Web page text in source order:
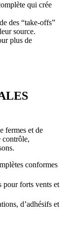
qui crée
des “take-offs”
source.
plus de
fermes et de
contrôle,
conformes
pour forts vents et
d’adhésifs et